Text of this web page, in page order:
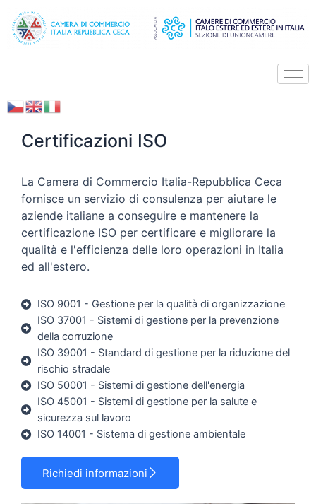
Certificazioni ISO
La Camera di Commercio Italia-Repubblica Ceca
fornisce un servizio di consulenza per aiutare le
aziende italiane a conseguire e mantenere la
certificazione ISO per certificare e migliorare la
qualità e l'efficienza delle loro operazioni in Italia
ed all'estero.
ISO 9001 - Gestione per la qualità di organizzazione
ISO 37001 - Sistemi di gestione per la prevenzione
della corruzione
ISO 39001 - Standard di gestione per la riduzione del
rischio stradale
ISO 50001 - Sistemi di gestione dell'energia
ISO 45001 - Sistemi di gestione per la salute e
sicurezza sul lavoro
ISO 14001 - Sistema di gestione ambientale
Richiedi informazioni